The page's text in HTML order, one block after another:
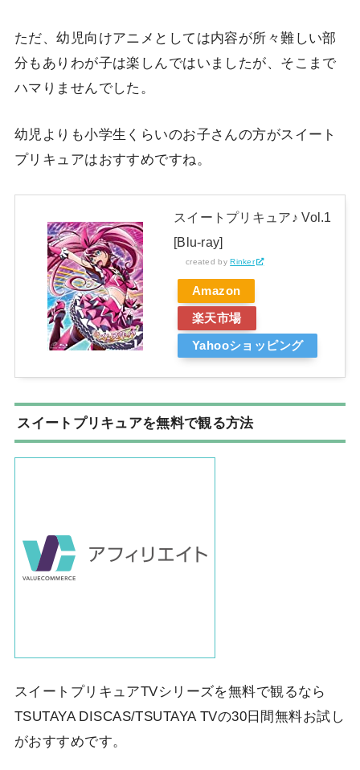
ただ、幼児向けアニメとしては内容が所々難しい部
分もありわが子は楽しんではいましたが、そこまで
ハマりませんでした。
幼児よりも小学生くらいのお子さんの方がスイート
プリキュアはおすすめですね。
スイートプリキュア♪ Vol.1
[Blu-ray]
created byRinker
Amazon
楽天市場
Yahooショッピング
スイートプリキュアを無料で観る方法
スイートプリキュアTVシリーズを無料で観るなら
TSUTAYA DISCAS/TSUTAYA TVの30日間無料お試し
がおすすめです。